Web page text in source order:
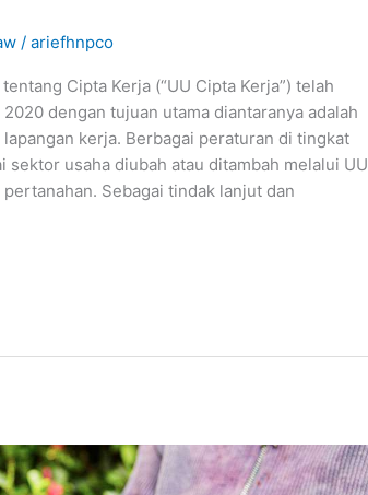
/ariefhnpco
Cipta Kerja (“UU Cipta Kerja”) telah
dengan tujuan utama diantaranya adalah
kerja. Berbagai peraturan di tingkat
usaha diubah atau ditambah melalui UU
Sebagai tindak lanjut dan